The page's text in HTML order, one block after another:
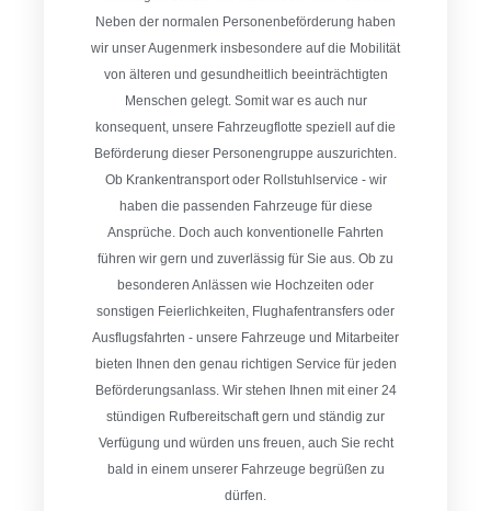
Neben der normalen Personenbeförderung haben
wir unser Augenmerk insbesondere auf die Mobilität
von älteren und gesundheitlich beeinträchtigten
Menschen gelegt. Somit war es auch nur
konsequent, unsere Fahrzeugflotte speziell auf die
Beförderung dieser Personengruppe auszurichten.
Ob Krankentransport oder Rollstuhlservice - wir
haben die passenden Fahrzeuge für diese
Ansprüche. Doch auch konventionelle Fahrten
führen wir gern und zuverlässig für Sie aus. Ob zu
besonderen Anlässen wie Hochzeiten oder
sonstigen Feierlichkeiten, Flughafentransfers oder
Ausflugsfahrten - unsere Fahrzeuge und Mitarbeiter
bieten Ihnen den genau richtigen Service für jeden
Beförderungsanlass. Wir stehen Ihnen mit einer 24
stündigen Rufbereitschaft gern und ständig zur
Verfügung und würden uns freuen, auch Sie recht
bald in einem unserer Fahrzeuge begrüßen zu
dürfen.